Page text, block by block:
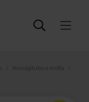
Avvolgitubo a molla